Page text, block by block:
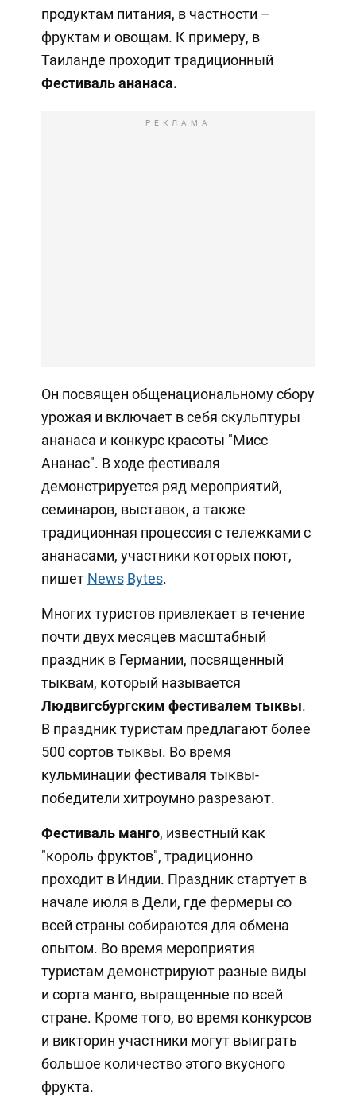
продуктам питания, в частности –
фруктам и овощам. К примеру, в
Таиланде проходит традиционный
Фестиваль ананаса.
РЕКЛАМА
Он посвящен общенациональному сбору
урожая и включает в себя скульптуры
ананаса и конкурс красоты "Мисс
Ананас". В ходе фестиваля
демонстрируется ряд мероприятий,
семинаров, выставок, а также
традиционная процессия с тележками с
ананасами, участники которых поют,
пишет News Bytes.
Многих туристов привлекает в течение
почти двух месяцев масштабный
праздник в Германии, посвященный
тыквам, который называется
Людвигсбургским фестивалем тыквы.
В праздник туристам предлагают более
500 сортов тыквы. Во время
кульминации фестиваля тыквы-
победители хитроумно разрезают.
Фестиваль манго, известный как
"король фруктов", традиционно
проходит в Индии. Праздник стартует в
начале июля в Дели, где фермеры со
всей страны собираются для обмена
опытом. Во время мероприятия
туристам демонстрируют разные виды
и сорта манго, выращенные по всей
стране. Кроме того, во время конкурсов
и викторин участники могут выиграть
большое количество этого вкусного
фрукта.